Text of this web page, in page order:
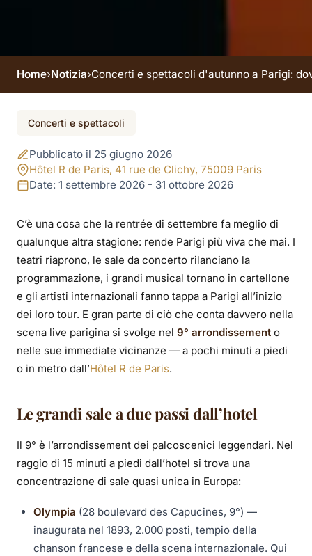
Concerti e spettacoli
d'autunno a Parigi:
dove alloggiare per
goderseli al meglio?
Home›Notizia›Concerti e spettacoli d'autunno a Parigi:
Concerti e spettacoli
Pubblicato il 25 giugno 2026
Hôtel R de Paris, 41 rue de Clichy, 75009 Paris
Date: 1 settembre 2026 - 31 ottobre 2026
C’è una cosa che la rentrée di settembre fa meglio di
qualunque altra stagione: rende Parigi più viva che mai. I
teatri riaprono, le sale da concerto rilanciano la
programmazione, i grandi musical tornano in cartellone
e gli artisti internazionali fanno tappa a Parigi all’inizio
dei loro tour. E gran parte di ciò che conta davvero nella
scena live parigina si svolge nel 9° arrondissement o
nelle sue immediate vicinanze — a pochi minuti a piedi
o in metro dall’Hôtel R de Paris.
Le grandi sale a due passi dall’hotel
Il 9° è l’arrondissement dei palcoscenici leggendari. Nel
raggio di 15 minuti a piedi dall’hotel si trova una
concentrazione di sale quasi unica in Europa:
Olympia (28 boulevard des Capucines, 9°) —
inaugurata nel 1893, 2.000 posti, tempio della
chanson francese e della scena internazionale. Qui